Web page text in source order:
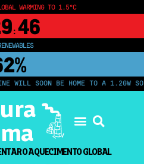
WARMING TO 1.5°C
: 45
SOON BE HOME TO A 1.2GW
O AQUECIMENTO GLOBAL